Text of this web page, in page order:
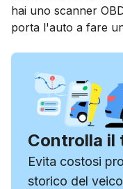
hai uno scanner
porta l'auto a fare
Controlla il
Evita costosi
storico del